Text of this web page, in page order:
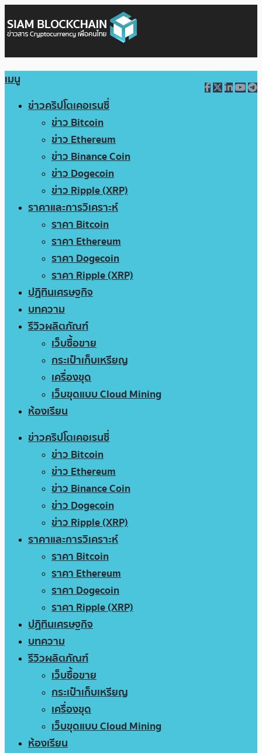
เมนู
ข่าวคริปโตเคอเรนซี่
ข่าว Bitcoin
ข่าว Ethereum
ข่าว Binance Coin
ข่าว Dogecoin
ข่าว Ripple (XRP)
ราคาและการวิเคราะห์
ราคา Bitcoin
ราคา Ethereum
ราคา Dogecoin
ราคา Ripple (XRP)
ปฏิทินเศรษฐกิจ
บทความ
รีวิวผลิตภัณฑ์
เว็บซื้อขาย
กระเป๋าเก็บเหรียญ
เครื่องขุด
เว็บขุดแบบ Cloud Mining
ห้องเรียน
ข่าวคริปโตเคอเรนซี่
ข่าว Bitcoin
ข่าว Ethereum
ข่าว Binance Coin
ข่าว Dogecoin
ข่าว Ripple (XRP)
ราคาและการวิเคราะห์
ราคา Bitcoin
ราคา Ethereum
ราคา Dogecoin
ราคา Ripple (XRP)
ปฏิทินเศรษฐกิจ
บทความ
รีวิวผลิตภัณฑ์
เว็บซื้อขาย
กระเป๋าเก็บเหรียญ
เครื่องขุด
เว็บขุดแบบ Cloud Mining
ห้องเรียน